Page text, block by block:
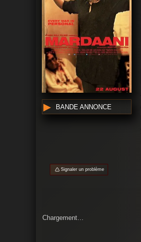
BANDE ANNONCE
Signaler un problème
Chargement…